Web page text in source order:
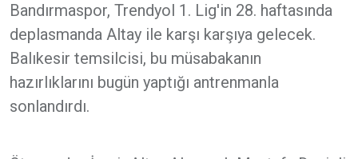
Bandırmaspor, Trendyol 1. Lig'in 28. haftasında
deplasmanda Altay ile karşı karşıya gelecek.
Balıkesir temsilcisi, bu müsabakanın
hazırlıklarını bugün yaptığı antrenmanla
sonlandırdı.